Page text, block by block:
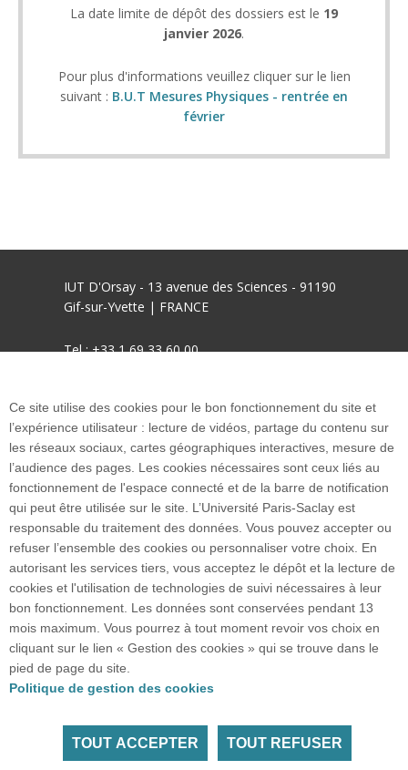
La date limite de dépôt des dossiers est le 19
janvier 2026.
Pour plus d'informations veuillez cliquer sur le lien
suivant : B.U.T Mesures Physiques - rentrée en
février
IUT D'Orsay - 13 avenue des Sciences - 91190
Gif-sur-Yvette | FRANCE
Tel : +33 1 69 33 60 00
saclay.fr
Accès : RER B Le Guichet
Plan google maps
Plan du site
Accueil des publics internationaux
Tous droits réservés Université Paris-Saclay
Ce site utilise des cookies pour le bon fonctionnement du site et
l’expérience utilisateur : lecture de vidéos, partage du contenu sur
les réseaux sociaux, cartes géographiques interactives, mesure de
l’audience des pages. Les cookies nécessaires sont ceux liés au
fonctionnement de l'espace connecté et de la barre de notification
qui peut être utilisée sur le site. L’Université Paris-Saclay est
responsable du traitement des données. Vous pouvez accepter ou
refuser l’ensemble des cookies ou personnaliser votre choix. En
autorisant les services tiers, vous acceptez le dépôt et la lecture de
cookies et l'utilisation de technologies de suivi nécessaires à leur
bon fonctionnement. Les données sont conservées pendant 13
mois maximum. Vous pourrez à tout moment revoir vos choix en
cliquant sur le lien « Gestion des cookies » qui se trouve dans le
pied de page du site.
Politique de gestion des cookies
TOUT ACCEPTER TOUT REFUSER